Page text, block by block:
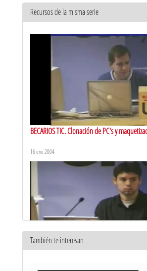
Recursos de la misma serie
BECARIOS TIC. Clonación de PC's y
16 ene 2004
También te interesan